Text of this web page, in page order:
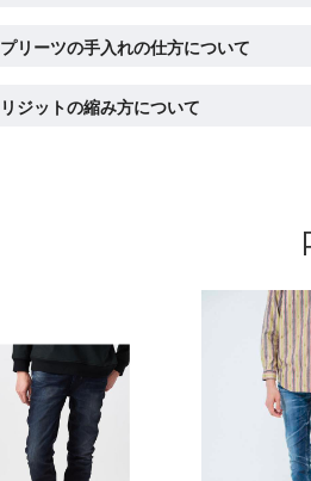
プリーツの手入れの仕方について
リジットの縮み方について